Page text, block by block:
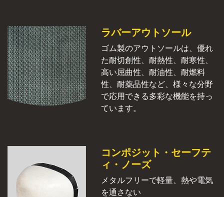
ラバーアウトソール
ゴム製のアウトソールは、優れ
た耐切創性、耐熱性、耐寒性、
高い屈曲性、耐油性、耐燃料
性、耐薬品性など、様々な分野
で応用できる多彩な機能を持っ
ています。
コンポジット・セーフテ
ィ・ノーズ
メタルフリーで軽量、熱や電気
を通さない